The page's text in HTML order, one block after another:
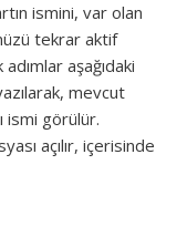
ismini, var olan
tekrar aktif
aşağıdaki
mevcut
ismi görülür.
açılır, içerisinde